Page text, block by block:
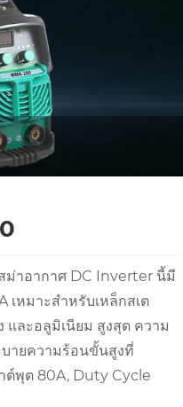
ม่าอากาศ DC Inverter นี้มี
เหมาะสำหรับเหล็กสเต
และอลูมิเนียม สูงสุด ความ
ายความร้อนขั้นสูงที่
ต์พุต 80A, Duty Cycle